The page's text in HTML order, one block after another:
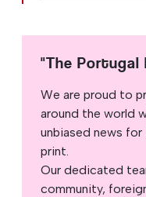
"The Portugal
We are proud to
around the world
unbiased news
print.
Our dedicated
community,